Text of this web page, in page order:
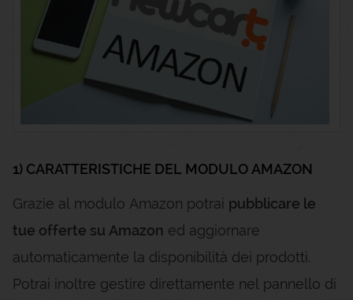
1) CARATTERISTICHE DEL MODULO AMAZON
Grazie al modulo Amazon potrai pubblicare le
tue offerte su Amazon ed aggiornare
automaticamente la disponibilità dei prodotti.
Potrai inoltre gestire direttamente nel pannello di